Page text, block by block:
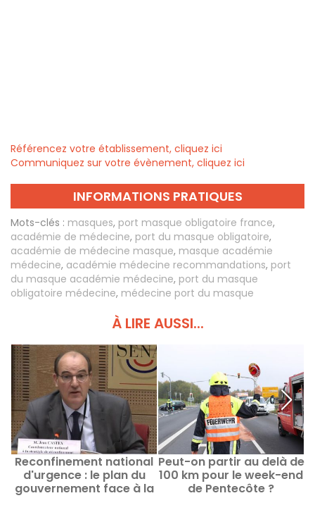
Référencez votre établissement, cliquez ici
Communiquez sur votre évènement, cliquez ici
INFORMATIONS PRATIQUES
Mots-clés : masques, port masque obligatoire france,
académie de médecine, port du masque obligatoire,
académie de médecine masque, masque académie
médecine, académie médecine recommandations, port
du masque académie médecine, port du masque
obligatoire médecine, médecine port du masque
À LIRE AUSSI...
Reconfinement national
d'urgence : le plan du
gouvernement face à la
Peut-on partir au delà de
100 km pour le week-end
de Pentecôte ?